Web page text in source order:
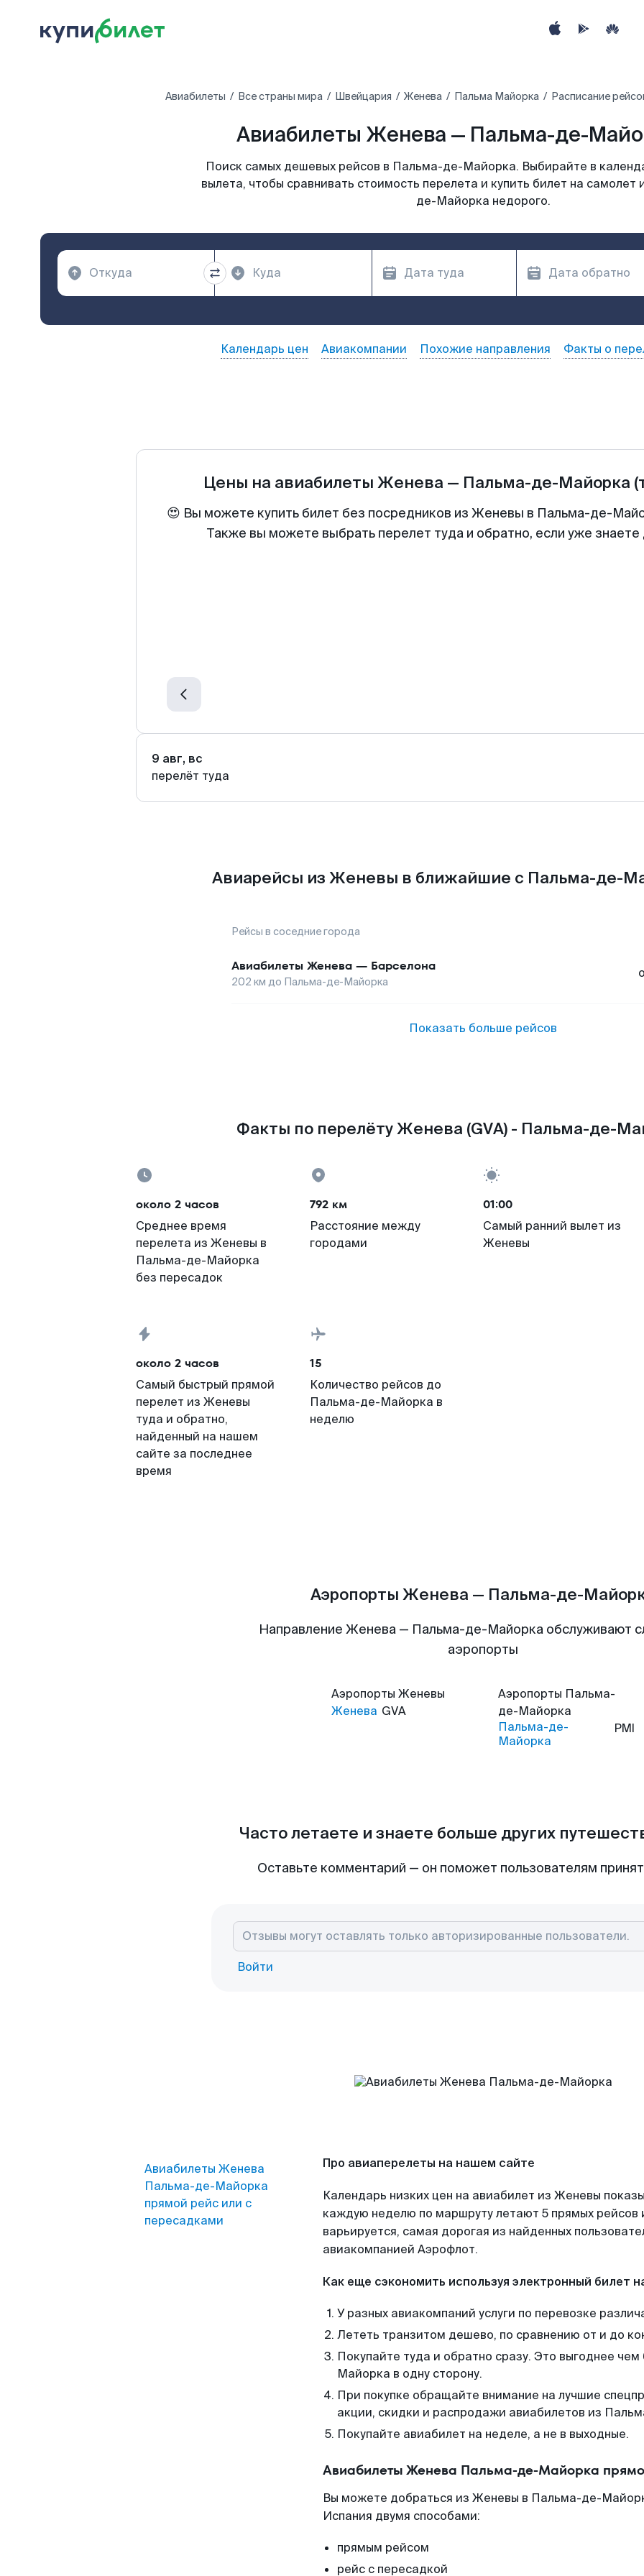
Авиабилеты Все страны мира Швейцария Женева Пальма Майорка Расписание
Авиабилеты Женева — Пальма-де-
Поиск самых дешевых рейсов в Пальма-де-Майорка. Выбирайте в
вылета, чтобы сравнивать стоимость перелета и купить билет на
де-Майорка недорого.
Календарь цен Авиакомпании Похожие направления Факты о
Цены на авиабилеты Женева — Пальма-де-Майорка
😍 Вы можете купить билет без посредников из Женевы в Пальма-де-
Также вы можете выбрать перелет туда и обратно, если уже
9 авг, вс
перелёт туда
Авиарейсы из Женевы в ближайшие с Пальма-де-
Рейсы в соседние города
Авиабилеты Женева — Барселона
202 км до Пальма-де-Майорка
Показать больше рейсов
Факты по перелёту Женева (GVA) - Пальма-де-
около 2 часов
Среднее время
перелета из Женевы в
Пальма-де-Майорка
без пересадок
792 км
Расстояние между
городами
01:00
Самый ранний вылет из
Женевы
около 2 часов
Самый быстрый прямой
перелет из Женевы
туда и обратно,
найденный на нашем
сайте за последнее
время
15
Количество рейсов до
Пальма-де-Майорка в
неделю
Аэропорты Женева — Пальма-де-
Направление Женева — Пальма-де-Майорка обслуживают
аэропорты
Аэропорты Женевы
Женева GVA
Аэропорты Пальма-
де-Майорка
Пальма-де-
Майорка
PMI
Часто летаете и знаете больше других
Оставьте комментарий — он поможет пользователям
Войти
Авиабилеты Женева
Пальма-де-Майорка
прямой рейс или с
пересадками
Про авиаперелеты на нашем сайте
Календарь низких цен на авиабилет из Женевы
каждую неделю по маршруту летают 5 прямых рейсов
варьируется, самая дорогая из найденных
авиакомпанией Аэрофлот.
Как еще сэкономить используя электронный билет
У разных авиакомпаний услуги по перевозке
Лететь транзитом дешево, по сравнению от и до
Покупайте туда и обратно сразу. Это выгоднее
Майорка в одну сторону.
При покупке обращайте внимание на лучшие
акции, скидки и распродажи авиабилетов из
Покупайте авиабилет на неделе, а не в выходные.
Авиабилеты Женева Пальма-де-Майорка
Вы можете добраться из Женевы в Пальма-де-
Испания двумя способами:
прямым рейсом
рейс с пересадкой